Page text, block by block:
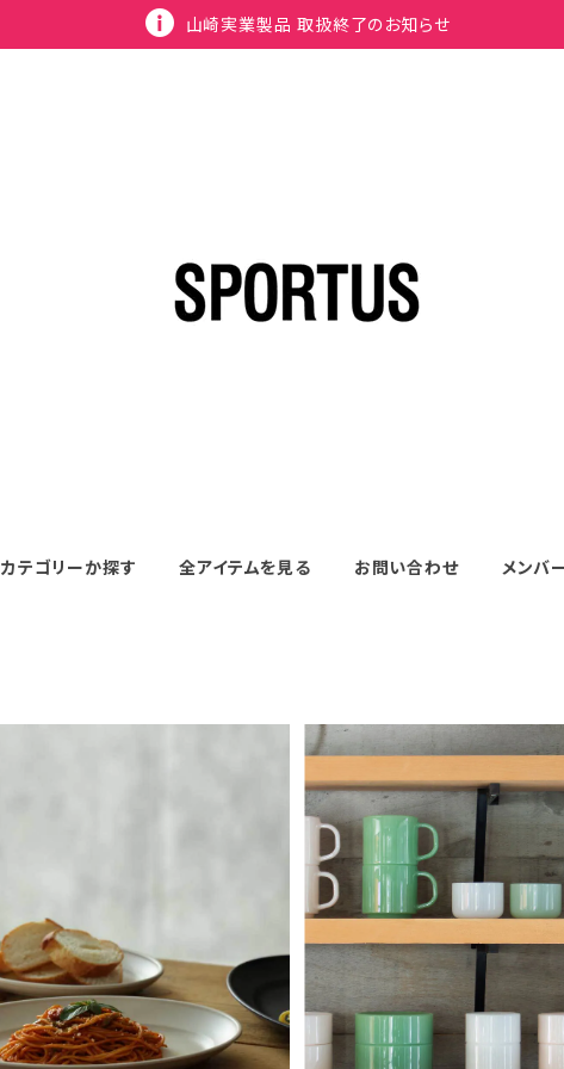
山崎実業製品 取扱終了のお知らせ
カテゴリーか探す 全アイテムを見る お問い合わせ メンバ